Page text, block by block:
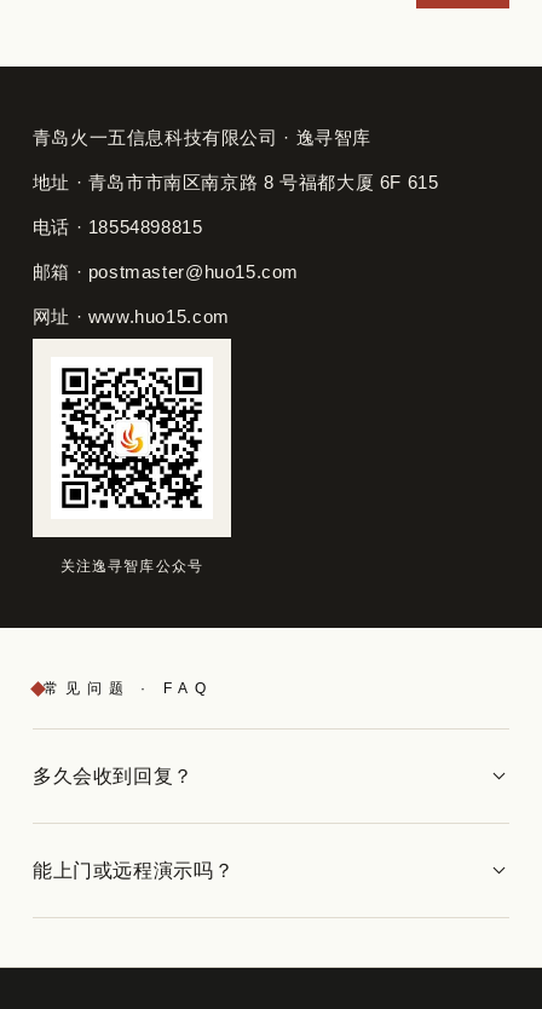
青岛火一五信息科技有限公司 · 逸寻智库
地址 · 青岛市市南区南京路 8 号福都大厦 6F 615
电话 · 18554898815
邮箱 · postmaster@huo15.com
网址 · www.huo15.com
关注逸寻智库公众号
常见问题 · FAQ
多久会收到回复？
能上门或远程演示吗？